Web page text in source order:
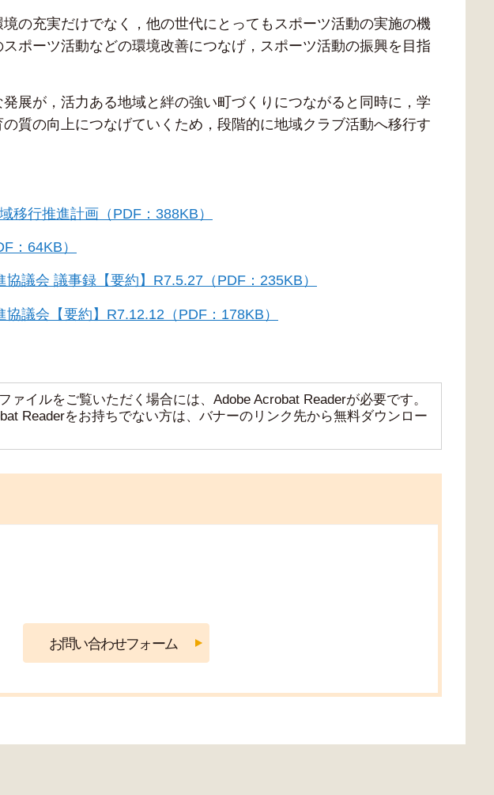
の充実だけでなく，他の世代にとってもスポーツ活動の実施の機
ポーツ活動などの環境改善につなげ，スポーツ活動の振興を目指
展が，活力ある地域と絆の強い町づくりにつながると同時に，学
質の向上につなげていくため，段階的に地域クラブ活動へ移行す
移行推進計画（PDF：388KB）
：64KB）
議会 議事録【要約】R7.5.27（PDF：235KB）
議会【要約】R7.12.12（PDF：178KB）
ァイルをご覧いただく場合には、Adobe Acrobat Readerが必要です。
Readerをお持ちでない方は、バナーのリンク先から無料ダウンロー